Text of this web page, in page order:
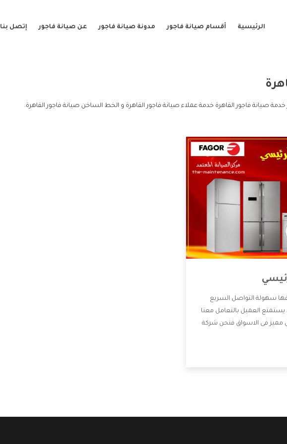
الرئيسية أقسام صيانة فاجور مدونة صيانة فاجور عن صيانة فاجور إتصل بنا
خدمة صيانة فاجور القاهرة خدمة عملاء صيانة فاجور القاهرة و الخط الساخن صيانة فاجور القاهرة.
سهولة التواصل السريع
العميل بالتعامل معنا
مميز فى الاسواق فنحن شركة
بها والتى تكون منها خدمة